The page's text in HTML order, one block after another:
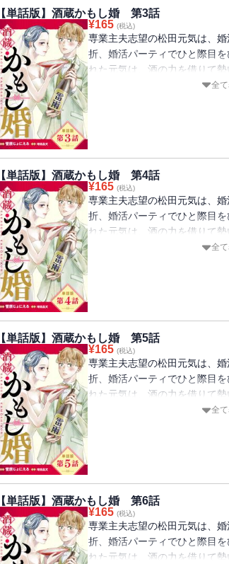
【単話版】酒蔵かもし婚 第3話
¥165 (税込)
専業主夫志望の松田元気は、
折、婚活パーティでひと際目
れた元気は、酒の力を借りて
い元気はそのまま気絶してし
全
【単話版】酒蔵かもし婚 第4話
¥165 (税込)
専業主夫志望の松田元気は、
折、婚活パーティでひと際目
れた元気は、酒の力を借りて
い元気はそのまま気絶してし
全
【単話版】酒蔵かもし婚 第5話
¥165 (税込)
専業主夫志望の松田元気は、
折、婚活パーティでひと際目
れた元気は、酒の力を借りて
い元気はそのまま気絶してし
全
【単話版】酒蔵かもし婚 第6話
¥165 (税込)
専業主夫志望の松田元気は、
折、婚活パーティでひと際目
れた元気は、酒の力を借りて